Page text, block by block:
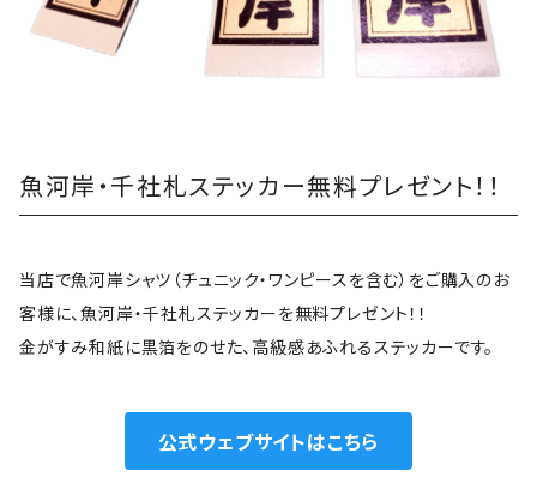
魚河岸・千社札ステッカー無料プレゼント！！
当店で魚河岸シャツ（チュニック・ワンピースを含む）をご購入のお
客様に、魚河岸・千社札ステッカーを無料プレゼント！！
金がすみ和紙に黒箔をのせた、高級感あふれるステッカーです。
公式ウェブサイトはこちら